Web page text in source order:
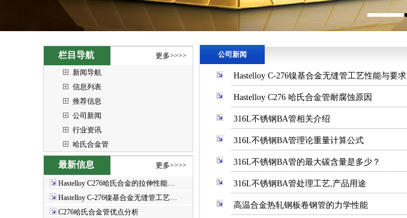
栏目导航
更多>>>>
新闻导航
信息列表
推荐信息
公司新闻
行业资讯
哈氏合金管
最新信息 更多>>>>
Hastelloy C276哈氏合金的拉伸性能…
Hastelloy C-276镍基合金无缝管工艺…
C276哈氏合金管优点分析
公司新闻
Hastelloy C-276镍基合金无缝管工艺性能与要求
Hastelloy C276 哈氏合金管耐腐蚀原因
316L不锈钢BA管相关介绍
316L不锈钢BA管理论重量计算公式
316L不锈钢BA管的最大碳含量是多少？
316L不锈钢BA管处理工艺,产品用途
高温合金热轧钢板卷钢管的力学性能